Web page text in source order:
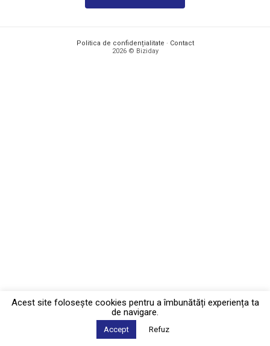
Politica de confidențialitate · Contact
2026 © Biziday
Acest site foloseşte cookies pentru a îmbunătăți experiența ta
de navigare.
Accept Refuz